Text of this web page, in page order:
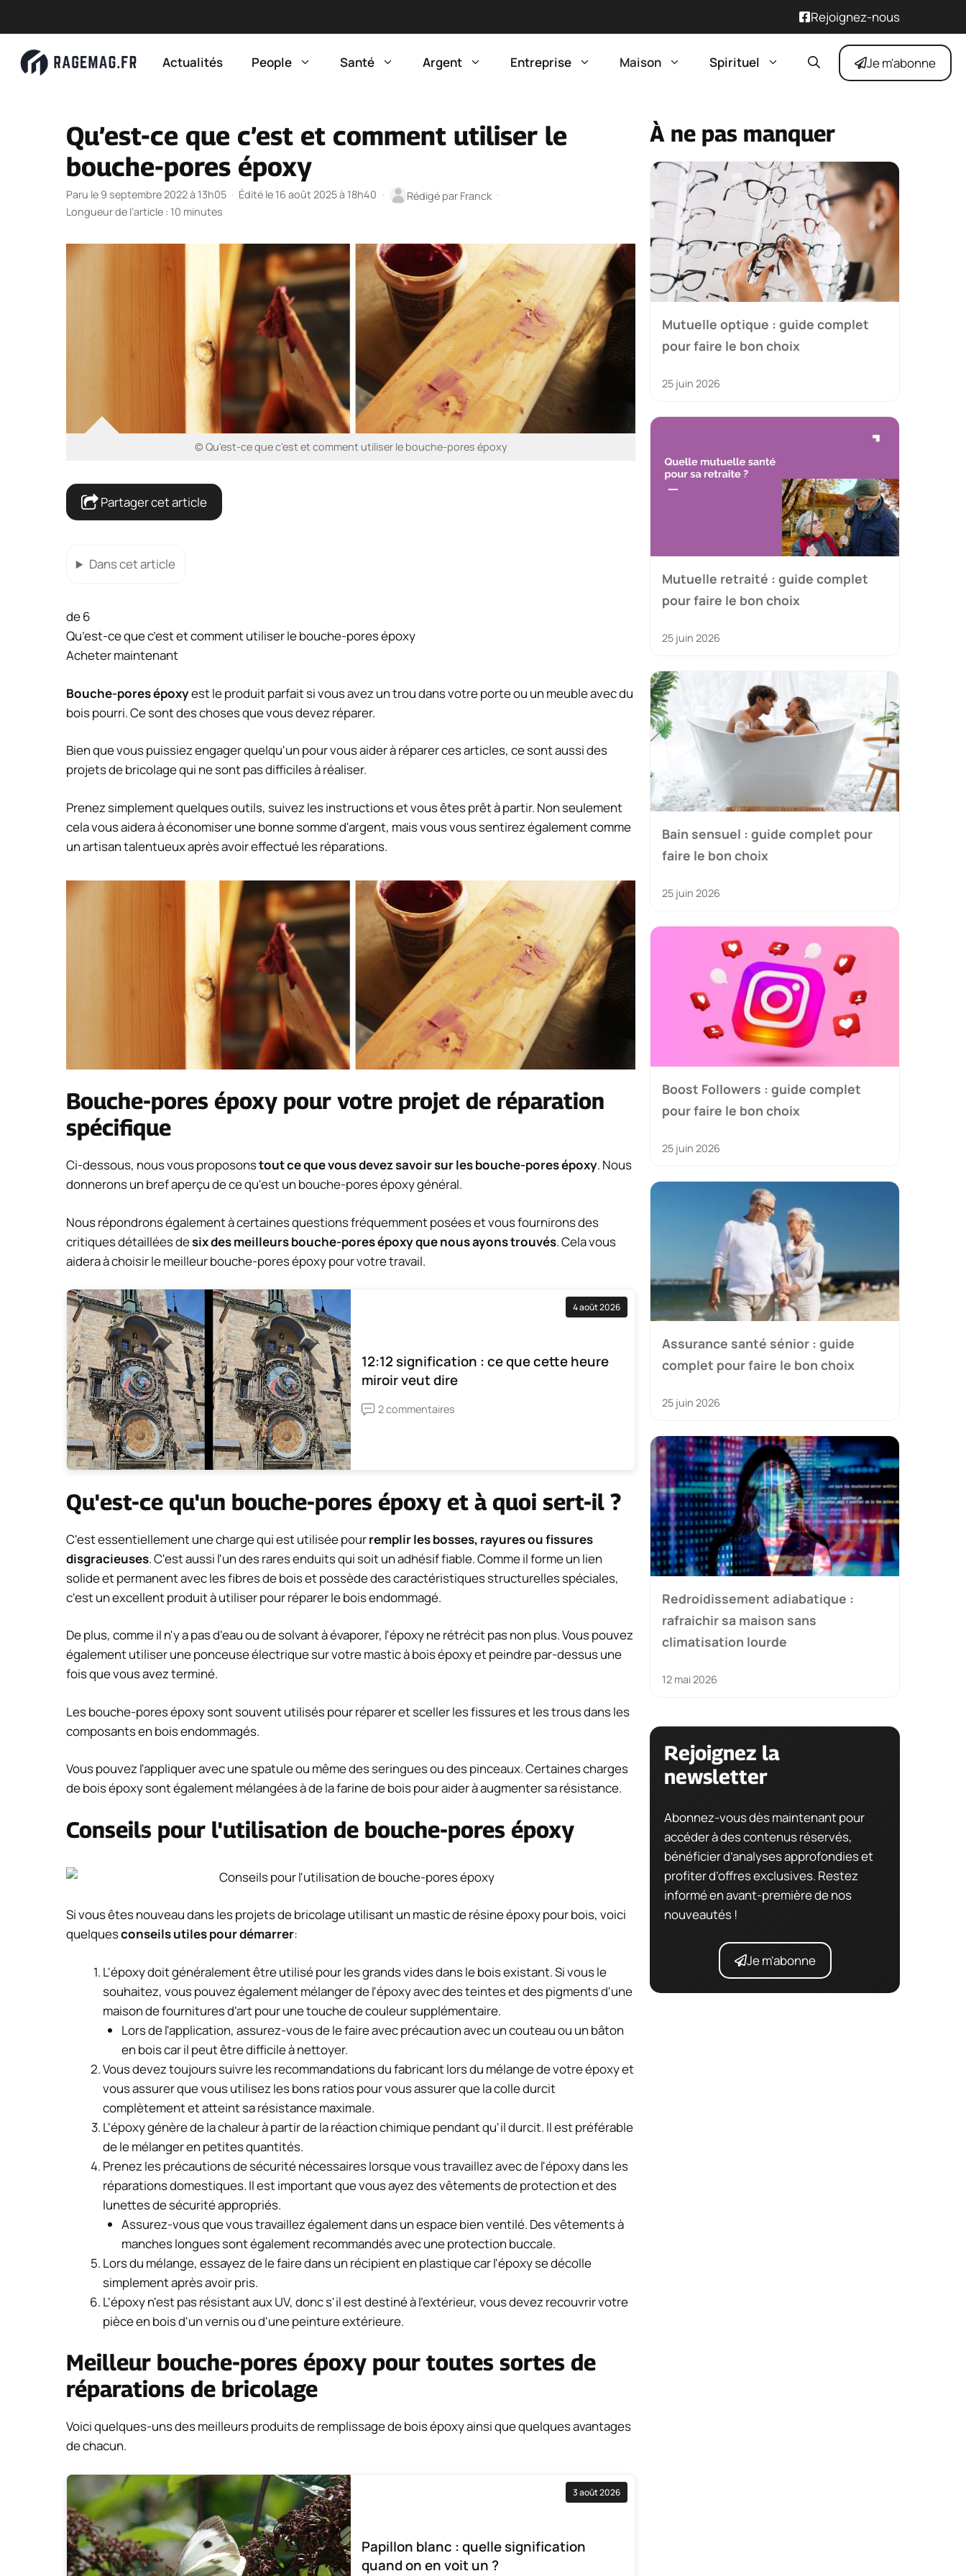
Rejoignez-nous
Actualités People Santé Argent Entreprise Maison Spirituel Je m'abonne
Qu’est-ce que c’est et comment utiliser le
bouche-pores époxy
Paru le 9 septembre 2022 à 13h05 · Édité le 16 août 2025 à 18h40 · Rédigé par Franck ·
Longueur de l’article : 10 minutes
© Qu'est-ce que c'est et comment utiliser le bouche-pores époxy
Partager cet article
Dans cet article
de 6
Qu’est-ce que c’est et comment utiliser le bouche-pores époxy
Acheter maintenant
Bouche-pores époxyest le produit parfait si vous avez un trou dans votre porte ou un meuble avec du
bois pourri. Ce sont des choses que vous devez réparer.
Bien que vous puissiez engager quelqu'un pour vous aider à réparer ces articles, ce sont aussi des
projets de bricolage qui ne sont pas difficiles à réaliser.
Prenez simplement quelques outils, suivez les instructions et vous êtes prêt à partir. Non seulement
cela vous aidera à économiser une bonne somme d'argent, mais vous vous sentirez également comme
un artisan talentueux après avoir effectué les réparations.
Bouche-pores époxy pour votre projet de réparation
spécifique
Ci-dessous, nous vous proposonstout ce que vous devez savoir sur les bouche-pores époxy. Nous
donnerons un bref aperçu de ce qu'est un bouche-pores époxy général.
Nous répondrons également à certaines questions fréquemment posées et vous fournirons des
critiques détaillées desix des meilleurs bouche-pores époxy que nous ayons trouvés. Cela vous
aidera à choisir le meilleur bouche-pores époxy pour votre travail.
4 août 2026
12:12 signification : ce que cette heure
miroir veut dire
2 commentaires
Qu'est-ce qu'un bouche-pores époxy et à quoi sert-il ?
C'est essentiellement une charge qui est utilisée pourremplir les bosses, rayures ou fissures
disgracieuses. C'est aussi l'un des rares enduits qui soit un adhésif fiable. Comme il forme un lien
solide et permanent avec les fibres de bois et possède des caractéristiques structurelles spéciales,
c'est un excellent produit à utiliser pour réparer le bois endommagé.
De plus, comme il n'y a pas d'eau ou de solvant à évaporer, l'époxy ne rétrécit pas non plus. Vous pouvez
également utiliser une ponceuse électrique sur votre mastic à bois époxy et peindre par-dessus une
fois que vous avez terminé.
Les bouche-pores époxy sont souvent utilisés pour réparer et sceller les fissures et les trous dans les
composants en bois endommagés.
Vous pouvez l'appliquer avec une spatule ou même des seringues ou des pinceaux. Certaines charges
de bois époxy sont également mélangées à de la farine de bois pour aider à augmenter sa résistance.
Conseils pour l'utilisation de bouche-pores époxy
Si vous êtes nouveau dans les projets de bricolage utilisant un mastic de résine époxy pour bois, voici
quelquesconseils utiles pour démarrer:
L'époxy doit généralement être utilisé pour les grands vides dans le bois existant. Si vous le
souhaitez, vous pouvez également mélanger de l'époxy avec des teintes et des pigments d'une
maison de fournitures d'art pour une touche de couleur supplémentaire.
Lors de l'application, assurez-vous de le faire avec précaution avec un couteau ou un bâton
en bois car il peut être difficile à nettoyer.
Vous devez toujours suivre les recommandations du fabricant lors du mélange de votre époxy et
vous assurer que vous utilisez les bons ratios pour vous assurer que la colle durcit
complètement et atteint sa résistance maximale.
L'époxy génère de la chaleur à partir de la réaction chimique pendant qu'il durcit. Il est préférable
de le mélanger en petites quantités.
Prenez les précautions de sécurité nécessaires lorsque vous travaillez avec de l'époxy dans les
réparations domestiques. Il est important que vous ayez des vêtements de protection et des
lunettes de sécurité appropriés.
Assurez-vous que vous travaillez également dans un espace bien ventilé. Des vêtements à
manches longues sont également recommandés avec une protection buccale.
Lors du mélange, essayez de le faire dans un récipient en plastique car l'époxy se décolle
simplement après avoir pris.
L'époxy n'est pas résistant aux UV, donc s'il est destiné à l'extérieur, vous devez recouvrir votre
pièce en bois d'un vernis ou d'une peinture extérieure.
Meilleur bouche-pores époxy pour toutes sortes de
réparations de bricolage
Voici quelques-uns des meilleurs produits de remplissage de bois époxy ainsi que quelques avantages
de chacun.
3 août 2026
Papillon blanc : quelle signification
quand on en voit un ?
À ne pas manquer
Mutuelle optique : guide complet
pour faire le bon choix
25 juin 2026
Mutuelle retraité : guide complet
pour faire le bon choix
25 juin 2026
Bain sensuel : guide complet pour
faire le bon choix
25 juin 2026
Boost Followers : guide complet
pour faire le bon choix
25 juin 2026
Assurance santé sénior : guide
complet pour faire le bon choix
25 juin 2026
Redroidissement adiabatique :
rafraichir sa maison sans
climatisation lourde
12 mai 2026
Rejoignez la
newsletter
Abonnez-vous dès maintenant pour
accéder à des contenus réservés,
bénéficier d’analyses approfondies et
profiter d’offres exclusives. Restez
informé en avant-première de nos
nouveautés !
Je m'abonne